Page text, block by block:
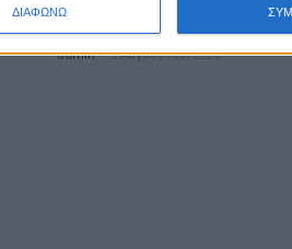
ΔΙΑΦΩΝΩΜόνιμη Επιτροπή
Βουλής των Ελλήνων
admin - 5 Αυγούστου, 2026